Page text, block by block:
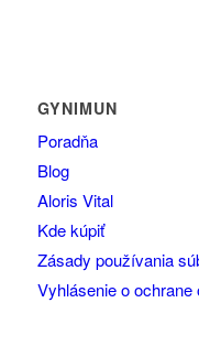
GYNIMUN
Poradňa
Blog
Aloris Vital
Kde kúpiť
Zásady používania
Vyhlásenie o